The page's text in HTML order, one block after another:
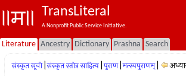
TransLiteral
A Nonprofit Public Service Initiative.
Literature Ancestry Dictionary Prashna Search
संस्कृत सूची संस्कृत स्तोत्र साहित्य पुराण मत्स्यपुराणम्‌